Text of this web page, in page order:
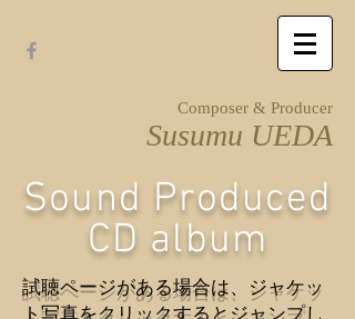
Composer & Producer
Susumu UEDA
Sound Produced
CD album
​試聴ページがある場合は、ジャケッ
ト写真をクリックするとジャンプし